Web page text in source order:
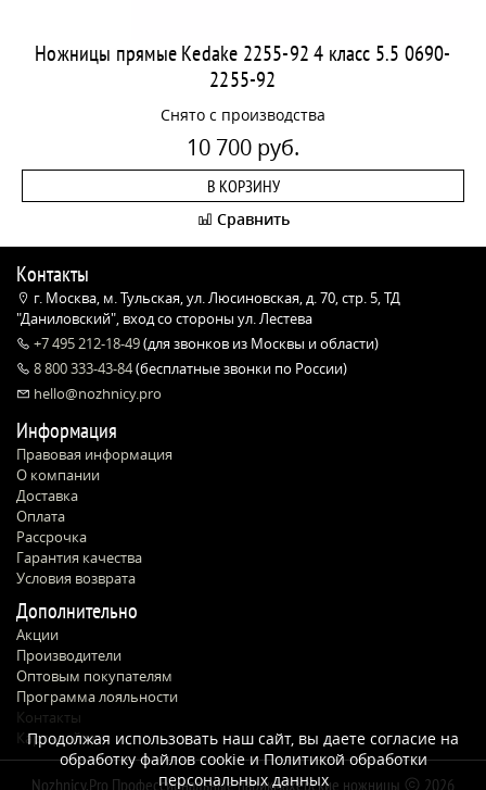
Ножницы прямые Kedake 2255-92 4 класс 5.5 0690-
2255-92
Снято с производства
10 700 руб.
В КОРЗИНУ
Сравнить
Контакты
г. Москва, м. Тульская, ул. Люсиновская, д. 70, стр. 5, ТД
"Даниловский", вход со стороны ул. Лестева
+7 495 212-18-49(для звонков из Москвы и области)
8 800 333-43-84(бесплатные звонки по России)
hello@nozhnicy.pro
Информация
Правовая информация
О компании
Доставка
Оплата
Рассрочка
Гарантия качества
Условия возврата
Дополнительно
Акции
Производители
Оптовым покупателям
Программа лояльности
Контакты
Карта сайта
Nozhnicy.Pro Профессиональные парикмахерские ножницы 2026
Продолжая использовать наш сайт, вы даете согласие на
обработку файлов cookie иПолитикой обработки
персональных данных